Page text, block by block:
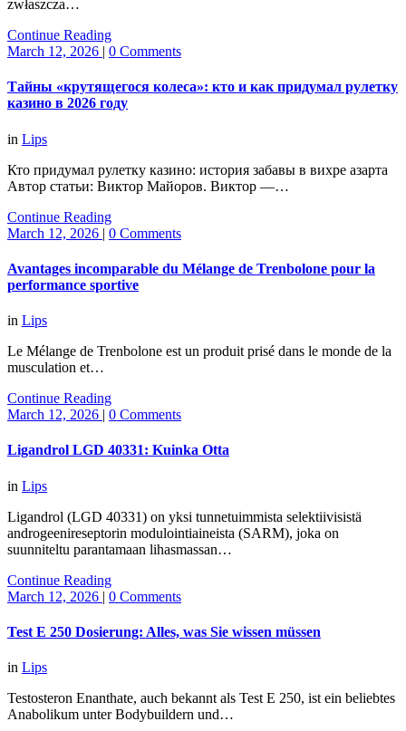
zwłaszcza…
Continue Reading
March 12, 2026 | 0 Comments
Тайны «крутящегося колеса»: кто и как придумал рулетку
казино в 2026 году
in Lips
Кто придумал рулетку казино: история забавы в вихре азарта
Автор статьи: Виктор Майоров. Виктор —…
Continue Reading
March 12, 2026 | 0 Comments
Avantages incomparable du Mélange de Trenbolone pour la
performance sportive
in Lips
Le Mélange de Trenbolone est un produit prisé dans le monde de la
musculation et…
Continue Reading
March 12, 2026 | 0 Comments
Ligandrol LGD 40331: Kuinka Otta
in Lips
Ligandrol (LGD 40331) on yksi tunnetuimmista selektiivisistä
androgeenireseptorin modulointiaineista (SARM), joka on
suunniteltu parantamaan lihasmassan…
Continue Reading
March 12, 2026 | 0 Comments
Test E 250 Dosierung: Alles, was Sie wissen müssen
in Lips
Testosteron Enanthate, auch bekannt als Test E 250, ist ein beliebtes
Anabolikum unter Bodybuildern und…